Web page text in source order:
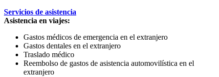
Servicios de asistencia
Asistencia en viajes:
Gastos médicos de emergencia en el extranjero
Gastos dentales en el extranjero
Traslado médico
Reembolso de gastos de asistencia automovilística en el
extranjero